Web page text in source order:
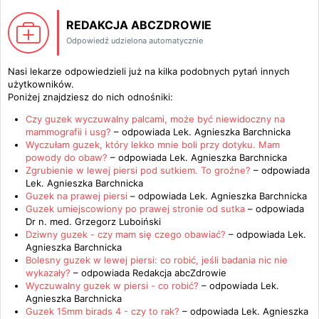
REDAKCJA ABCZDROWIE
Odpowiedź udzielona automatycznie
Nasi lekarze odpowiedzieli już na kilka podobnych pytań innych
użytkowników.
Poniżej znajdziesz do nich odnośniki:
Czy guzek wyczuwalny palcami, może być niewidoczny na
mammografii i usg? – odpowiada Lek. Agnieszka Barchnicka
Wyczułam guzek, który lekko mnie boli przy dotyku. Mam
powody do obaw? – odpowiada Lek. Agnieszka Barchnicka
Zgrubienie w lewej piersi pod sutkiem. To groźne? – odpowiada
Lek. Agnieszka Barchnicka
Guzek na prawej piersi – odpowiada Lek. Agnieszka Barchnicka
Guzek umiejscowiony po prawej stronie od sutka – odpowiada
Dr n. med. Grzegorz Luboiński
Dziwny guzek - czy mam się czego obawiać? – odpowiada Lek.
Agnieszka Barchnicka
Bolesny guzek w lewej piersi: co robić, jeśli badania nic nie
wykazały? – odpowiada Redakcja abcZdrowie
Wyczuwalny guzek w piersi - co robić? – odpowiada Lek.
Agnieszka Barchnicka
Guzek 15mm birads 4 - czy to rak? – odpowiada Lek. Agnieszka